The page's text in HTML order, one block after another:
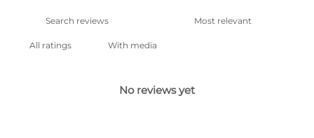
With media
No reviews yet